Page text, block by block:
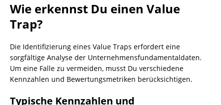
Wie erkennst Du einen Value
Trap?
Die Identifizierung eines Value Traps erfordert eine
sorgfältige Analyse der Unternehmensfundamentaldaten.
Um eine Falle zu vermeiden, musst Du verschiedene
Kennzahlen und Bewertungsmetriken berücksichtigen.
Typische Kennzahlen und